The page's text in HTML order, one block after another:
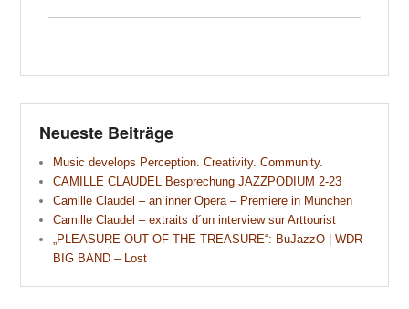
Neueste Beiträge
Music develops Perception. Creativity. Community.
CAMILLE CLAUDEL Besprechung JAZZPODIUM 2-23
Camille Claudel – an inner Opera – Premiere in München
Camille Claudel – extraits d´un interview sur Arttourist
„PLEASURE OUT OF THE TREASURE“: BuJazzO | WDR
BIG BAND – Lost